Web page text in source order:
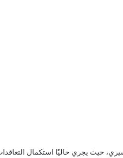
حيث يجري حاليًا استكمال